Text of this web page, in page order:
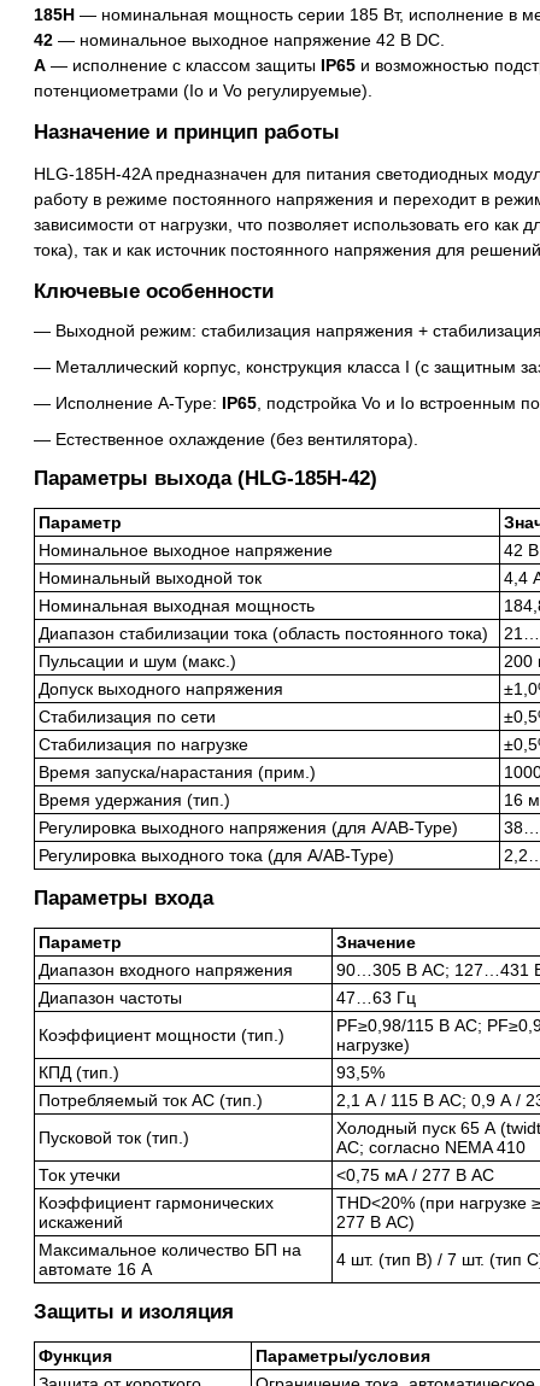
185H — номинальная мощность серии 185 Вт, исполнение в
42 — номинальное выходное напряжение 42 В DC.
A — исполнение с классом защиты IP65 и возможностью
потенциометрами (Io и Vo регулируемые).
Назначение и принцип работы
HLG-185H-42A предназначен для питания светодиодных
работу в режиме постоянного напряжения и переходит в
зависимости от нагрузки, что позволяет использовать его
тока), так и как источник постоянного напряжения для
Ключевые особенности
Выходной режим: стабилизация напряжения +
Металлический корпус, конструкция класса I (с защитным
Исполнение A-Type: IP65 , подстройка Vo и Io встроенным
Естественное охлаждение (без вентилятора).
Параметры выхода (HLG-185H-42)
Параметр
Номинальное выходное напряжение
42
Номинальный выходной ток
4,4
Номинальная выходная мощность
Диапазон стабилизации тока (область постоянного тока)
Пульсации и шум (макс.)
200
Допуск выходного напряжения
Стабилизация по сети
Стабилизация по нагрузке
Время запуска/нарастания (прим.)
Время удержания (тип.)
16
Регулировка выходного напряжения (для A/AB-Type)
Регулировка выходного тока (для A/AB-Type)
Параметры входа
Параметр
Значение
Диапазон входного напряжения
90…305 В AC; 127…431
Диапазон частоты
47…63 Гц
Коэффициент мощности (тип.)
PF≥0,98/115 В AC;
нагрузке)
КПД (тип.)
93,5%
Потребляемый ток AC (тип.)
2,1 А / 115 В AC; 0,9 А /
Пусковой ток (тип.)
Холодный пуск 65 А
AC; согласно NEMA 410
Ток утечки
<0,75 мА / 277 В AC
Коэффициент гармонических
искажений
THD<20% (при нагрузке
277 В AC)
Максимальное количество БП на
автомате 16 А
4 шт. (тип B) / 7 шт. (тип
Защиты и изоляция
Функция
Параметры/условия